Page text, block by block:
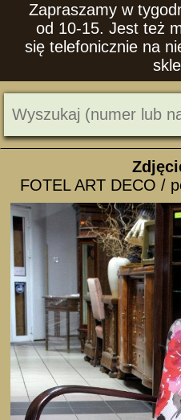
Zapraszamy w
od 10-15. Jest też
się telefonicznie na
FOTEL ART DECO /